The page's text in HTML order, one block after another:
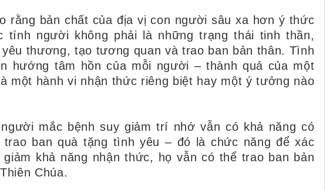
rằng bản chất của địa vị con người sâu xa hơn ý thức
tính người không phải là những trạng thái tinh thần,
thương, tạo tương quan và trao ban bản thân. Tình
hướng tâm hồn của mỗi người – thành quả của một
một hành vi nhận thức riêng biệt hay một ý tưởng nào
mắc bệnh suy giảm trí nhớ vẫn có khả năng có
ban quà tặng tình yêu – đó là chức năng để xác
khả năng nhận thức, họ vẫn có thể trao ban bản
Chúa.